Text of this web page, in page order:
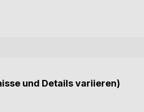
und Details variieren)